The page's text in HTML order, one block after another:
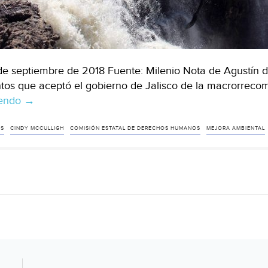
septiembre de 2018 Fuente: Milenio Nota de Agustín
que aceptó el gobierno de Jalisco de la
Macrorrecomendación,
institucional”
→
CINDY MCCULLIGH COMISIÓN ESTATAL DE DERECHOS HUMANOS MEJORA AMBIENTAL